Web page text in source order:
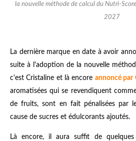
la nouvelle méthode de calcul du Nutri-
2027
La dernière marque en date à avoir
suite à l'adoption de la nouvelle
c'est Cristaline et là encore annoncé par
aromatisées qui se revendiquent
de fruits, sont en fait pénalisées par
cause de sucres et édulcorants ajoutés.
Là encore, il aura suffit de